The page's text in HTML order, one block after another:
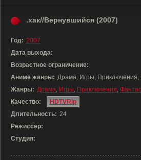
.хак//Вернувшийся (2007)
Год: 2007
Дата выхода:
Возрастное ограничение:
Аниме жанры: Драма, Игры, Приключения,
Жанры: Драма, Игры, Приключения,
Качество:
HDTVRip
Длительность: 24
Режиссёр:
Студия: